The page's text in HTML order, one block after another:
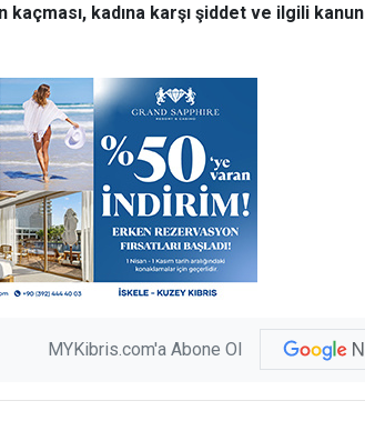
kadına karşı şiddet ve ilgili kanun
MYKibris.com'a Abone Ol